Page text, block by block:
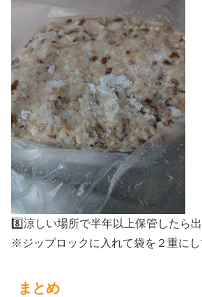
8️⃣涼しい場所で半年以上保管したら
※ジップロックに入れて袋を２重にし
まとめ